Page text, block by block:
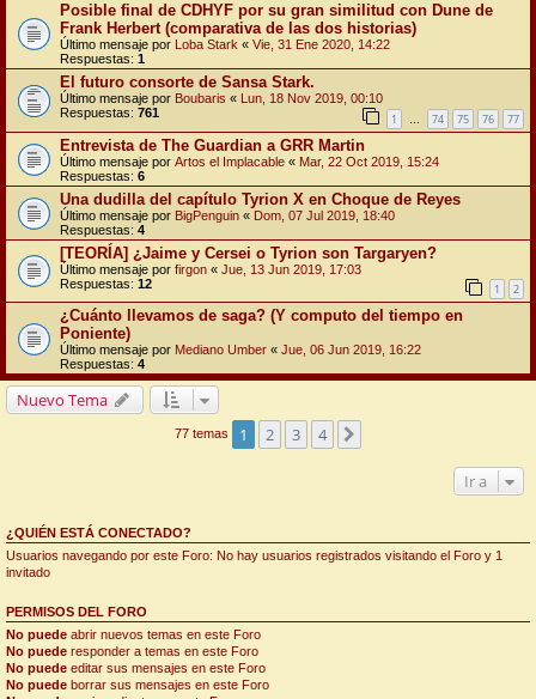
Posible final de CDHYF por su gran similitud con Dune de
Frank Herbert (comparativa de las dos historias)
Último mensaje por Loba Stark « Vie, 31 Ene 2020, 14:22
Respuestas: 1
El futuro consorte de Sansa Stark.
Último mensaje por Boubaris «
Lun, 18 Nov 2019, 00:10
Respuestas: 761 1 … 74 75 76 77
Entrevista de The Guardian a GRR Martin
Último mensaje por Artos el Implacable « Mar, 22 Oct 2019, 15:24
Respuestas: 6
Una dudilla del capítulo Tyrion X en Choque de Reyes
Último mensaje por BigPenguin « Dom, 07 Jul 2019, 18:40
Respuestas: 4
[TEORÍA] ¿Jaime y Cersei o Tyrion son Targaryen?
Último mensaje por firgon « Jue, 13 Jun 2019, 17:03
Respuestas: 12 1 2
¿Cuánto llevamos de saga? (Y computo del tiempo en
Poniente)
Último mensaje por Mediano Umber « Jue, 06 Jun 2019, 16:22
Respuestas: 4
Nuevo Tema
77 temas 1 2 3 4
Ir a
¿QUIÉN ESTÁ CONECTADO?
Usuarios navegando por este Foro: No hay usuarios registrados visitando el Foro y 1
invitado
PERMISOS DEL FORO
No puede abrir nuevos temas en este Foro
No puede responder a temas en este Foro
No puede editar sus mensajes en este Foro
No puede borrar sus mensajes en este Foro